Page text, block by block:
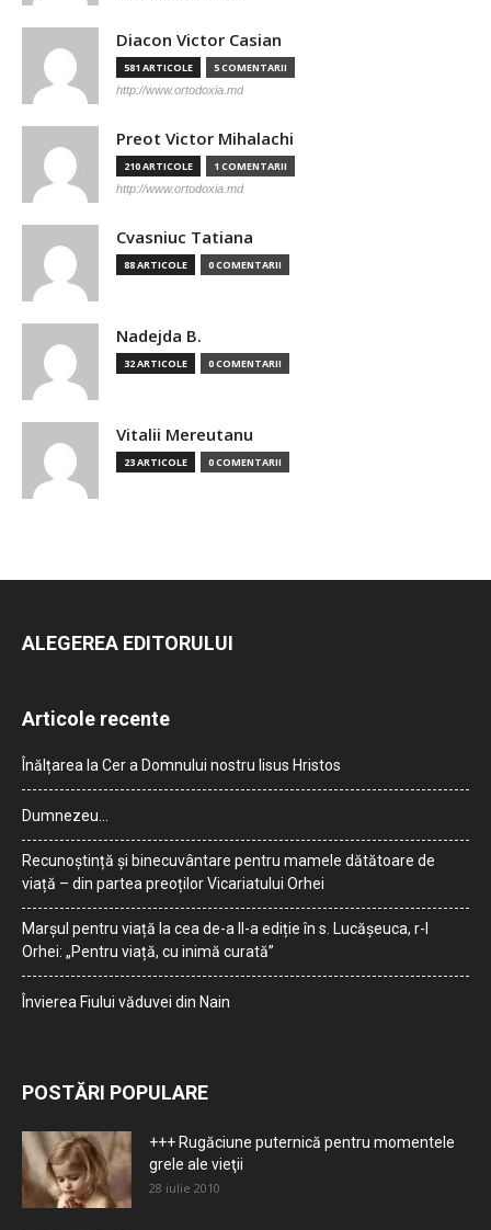
Diacon Victor Casian
581 ARTICOLE 5 COMENTARII
http://www.ortodoxia.md
Preot Victor Mihalachi
210 ARTICOLE 1 COMENTARII
http://www.ortodoxia.md
Cvasniuc Tatiana
88 ARTICOLE 0 COMENTARII
Nadejda B.
32 ARTICOLE 0 COMENTARII
Vitalii Mereutanu
23 ARTICOLE 0 COMENTARII
ALEGEREA EDITORULUI
Articole recente
Înălțarea la Cer a Domnului nostru Iisus Hristos
Dumnezeu…
Recunoștință și binecuvântare pentru mamele dătătoare de
viață – din partea preoților Vicariatului Orhei
Marșul pentru viață la cea de-a II-a ediție în s. Lucășeuca, r-l
Orhei: „Pentru viață, cu inimă curată”
Învierea Fiului văduvei din Nain
POSTĂRI POPULARE
+++ Rugăciune puternică pentru momentele
grele ale vieţii
28 iulie 2010